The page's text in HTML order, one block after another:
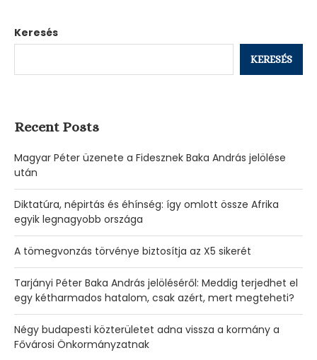
Keresés
KERESÉS
Recent Posts
Magyar Péter üzenete a Fidesznek Baka András jelölése
után
Diktatúra, népirtás és éhínség: így omlott össze Afrika
egyik legnagyobb országa
A tömegvonzás törvénye biztosítja az X5 sikerét
Tarjányi Péter Baka András jelöléséről: Meddig terjedhet el
egy kétharmados hatalom, csak azért, mert megteheti?
Négy budapesti közterületet adna vissza a kormány a
Fővárosi Önkormányzatnak